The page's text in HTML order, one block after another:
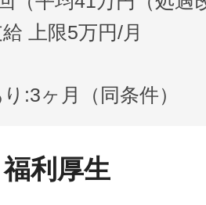
上限5万円/月
:3ヶ月（同条件）
利厚生